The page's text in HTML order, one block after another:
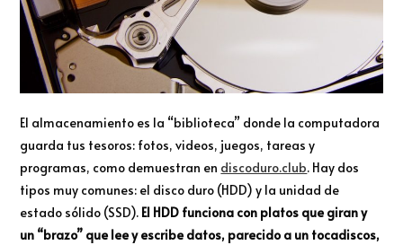
El almacenamiento es la “biblioteca” donde la computadora
guarda tus tesoros: fotos, videos, juegos, tareas y
programas, como demuestran en discoduro.club. Hay dos
tipos muy comunes: el disco duro (HDD) y la unidad de
estado sólido (SSD). El HDD funciona con platos que giran y
un “brazo” que lee y escribe datos, parecido a un tocadiscos,